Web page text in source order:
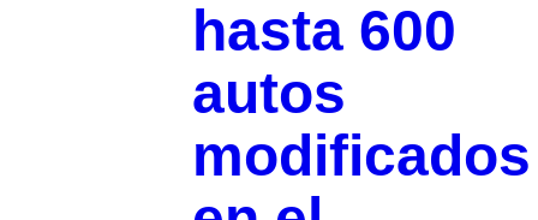
hasta 600
autos
modificados